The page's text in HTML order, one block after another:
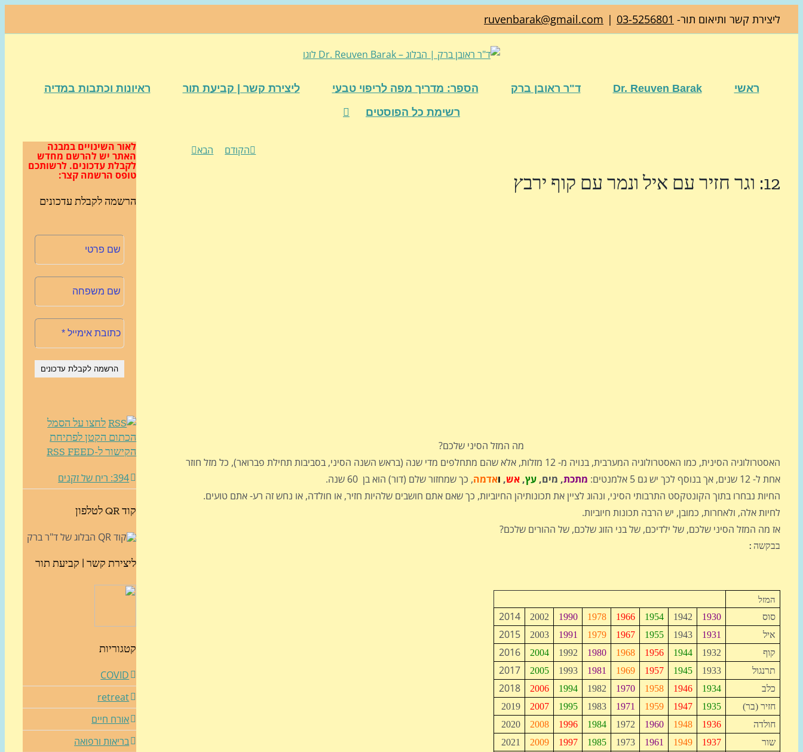
ליצירת קשר ותיאום תור- 03-5256801
|
ruvenbarak@gmail.com
ראשי Dr. Reuven Barak ד"ר ראובן ברק הספר: מדריך מפה לריפוי טבעי ליצירת קשר | קביעת תור
ראיונות וכתבות במדיה
רשימת כל הפוסטים
הקודם הבא
12: וגר חזיר עם איל ונמר עם קוף ירבץ
מה המזל הסיני שלכם?
האסטרולוגיה הסינית, כמו האסטרולוגיה המערבית, בנויה מ- 12 מזלות, אלא שהם מתחלפים מדי שנה (בראש השנה הסיני, בסביבות תחילת פברואר), כל מזל חוזר
אחת ל- 12 שנים, אך בנוסף לכך יש גם 5 אלמנטים:
מתכת, מים, עץ, אש, ואדמה, כך שמחזור שלם (דור) הוא בן 60 שנה.
החיות נבחרו בתוך הקונטקסט התרבותי הסיני, ונהוג לציין את תכונותיהן החיוביות, כך שאם אתם חושבים שלהיות חזיר, או חולדה, או נחש זה רע- אתם טועים.
לחיות אלה, ולאחרות, כמובן, יש הרבה תכונות חיוביות.
אז מה המזל הסיני שלכם, של ילדיכם, של בני הזוג שלכם, של ההורים שלכם?
בבקשה:
המזל
סוס 1930
1942
1954
1966
1978
1990
2002
2014
איל 1931
1943
1955
1967
1979
1991
2003
2015
קוף 1932
1944
1956
1968
1980
1992
2004
2016
תרנגול 1933
1945
1957
1969
1981
1993
2005
2017
כלב 1934
1946
1958
1970
1982
1994
2006
2018
חזיר (בר) 1935
1947
1959
1971
1983
1995
2007
2019
חולדה
1936
1948
1960
1972
1984
1996
2008
2020
שור
1937
1949
1961
1973
1985
1997
2009
2021
לאור השינויים במבנה
האתר יש להרשם מחדש
לקבלת עדכונים. לרשותכם
טופס הרשמה קצר:
הרשמה לקבלת עדכונים
לחצו על הסמל
הכתום הקטן לפתיחת
הקישור ל-RSS FEED
394: ריח של זקנים
קוד QR לטלפון
ליצירת קשר | קביעת תור
קטגוריות
COVID
retreat
אורח חיים
בריאות ורפואה